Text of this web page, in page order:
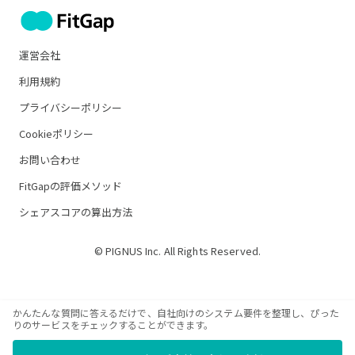
運営会社
利用規約
プライバシーポリシー
Cookieポリシー
お問い合わせ
FitGapの評価メソッド
シェアスコアの算出方法
© PIGNUS Inc. All Rights Reserved.
かんたんな質問に答えるだけで、自社向けのシステム要件を整理し、ぴった
りのサービスをチェックすることができます。